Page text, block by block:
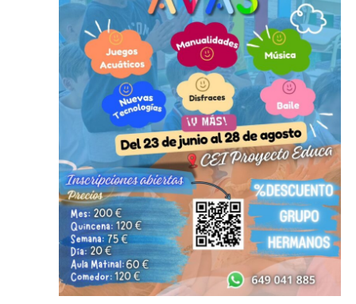
ó
n
d
e
b
ú
s
q
u
e
d
a
n
d
e
v
s
t
a
s
d
e
E
v
n